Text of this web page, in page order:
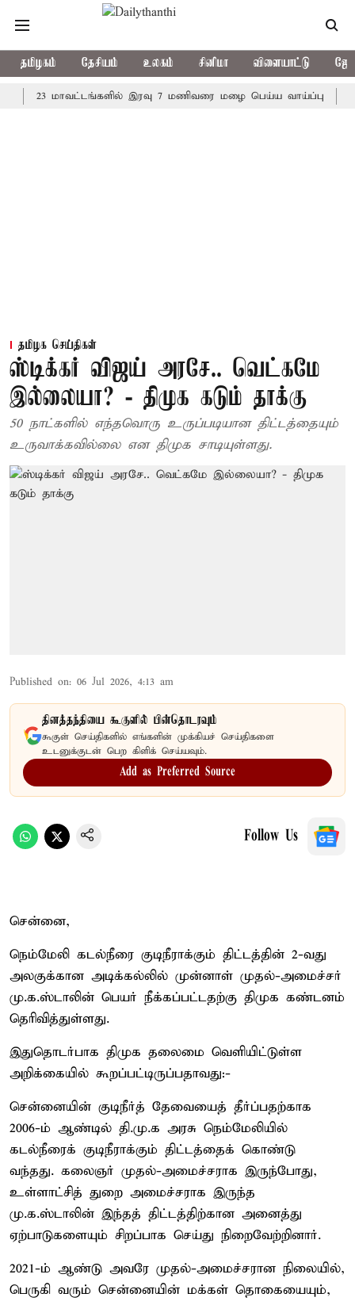
தமிழகம் தேசியம் உலகம் சினிமா விளையாட்டு
23 மாவட்டங்களில் இரவு 7 மணிவரை மழை பெய்ய வாய்ப்பு கொரிய
தமிழக செய்திகள்
ஸ்டிக்கர் விஜய் அரசே.. வெட்கமே
இல்லையா? - திமுக கடும் தாக்கு
50 நாட்களில் எந்தவொரு உருப்படியான திட்டத்தையும்
உருவாக்கவில்லை என திமுக சாடியுள்ளது.
Published on: 06 Jul 2026, 4:13 am
தினத்தந்தியை கூகுளில் பின்தொடரவும்
கூகுள் செய்திகளில் எங்களின் முக்கியச் செய்திகளை
உடனுக்குடன் பெற கிளிக் செய்யவும்.
Add as Preferred Source
Follow Us
சென்னை,
நெம்மேலி கடல்நீரை குடிநீராக்கும் திட்டத்தின் 2-வது
அலகுக்கான அடிக்கல்லில் முன்னாள் முதல்-அமைச்சர்
மு.க.ஸ்டாலின் பெயர் நீக்கப்பட்டதற்கு திமுக கண்டனம்
தெரிவித்துள்ளது.
இதுதொடர்பாக திமுக தலைமை வெளியிட்டுள்ள
அறிக்கையில் கூறப்பட்டிருப்பதாவது:-
சென்னையின் குடிநீர்த் தேவையைத் தீர்ப்பதற்காக
2006-ம் ஆண்டில் தி.மு.க அரசு நெம்மேலியில்
கடல்நீரைக் குடிநீராக்கும் திட்டத்தைக் கொண்டு
வந்தது. கலைஞர் முதல்-அமைச்சராக இருந்போது,
உள்ளாட்சித் துறை அமைச்சராக இருந்த
மு.க.ஸ்டாலின் இந்தத் திட்டத்திற்கான அனைத்து
ஏற்பாடுகளையும் சிறப்பாக செய்து நிறைவேற்றினார்.
2021-ம் ஆண்டு அவரே முதல்-அமைச்சரான நிலையில்,
பெருகி வரும் சென்னையின் மக்கள் தொகையையும்,